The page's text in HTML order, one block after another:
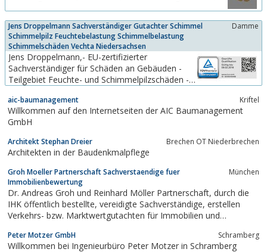
Jens Droppelmann Sachverständiger Gutachter Schimmel
Schimmelpilz Feuchtebelastung Schimmelbelastung
Schimmelschäden Vechta Niedersachsen
Damme
Jens Droppelmann,- EU-zertifizierter
Sachverständiger für Schäden an Gebäuden -
Teilgebiet Feuchte- und Schimmelpilzschäden -
Rheinland geprüfte Qualifikation als
Sachverständiger und Gutachter für Feuchte-
und Schimmelpilzbelastungen,öffentlich
bestellter und vereidigter...
aic-baumanagement Kriftel
Willkommen auf den Internetseiten der AIC Baumanagement
GmbH
Architekt Stephan Dreier Brechen OT Niederbrechen
Architekten in der Baudenkmalpflege
Groh Moeller Partnerschaft Sachverstaendige fuer
Immobilienbewertung
München
Dr. Andreas Groh und Reinhard Möller Partnerschaft, durch die
IHK öffentlich bestellte, vereidigte Sachverständige, erstellen
Verkehrs- bzw. Marktwertgutachten für Immobilien und
immobilienwirtschaftlichen Entscheidungen im Investment.
Peter Motzer GmbH Schramberg
Willkommen bei Ingenieurbüro Peter Motzer in Schramberg